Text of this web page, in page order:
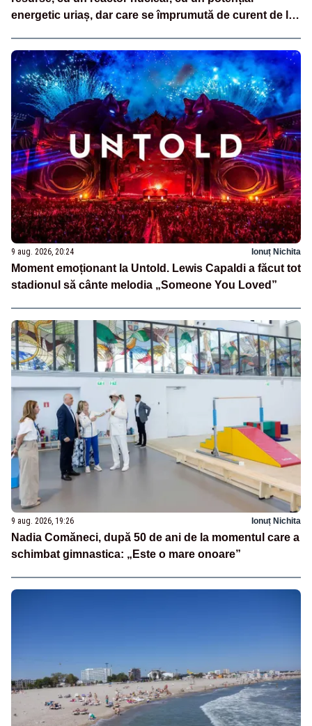
energetic uriaș, dar care se împrumută de curent de la
9 aug. 2026, 20:24 Ionuț Nichita
Moment emoționant la Untold. Lewis Capaldi a făcut tot
stadionul să cânte melodia „Someone You Loved”
9 aug. 2026, 19:26 Ionuț Nichita
Nadia Comăneci, după 50 de ani de la momentul care a
schimbat gimnastica: „Este o mare onoare”